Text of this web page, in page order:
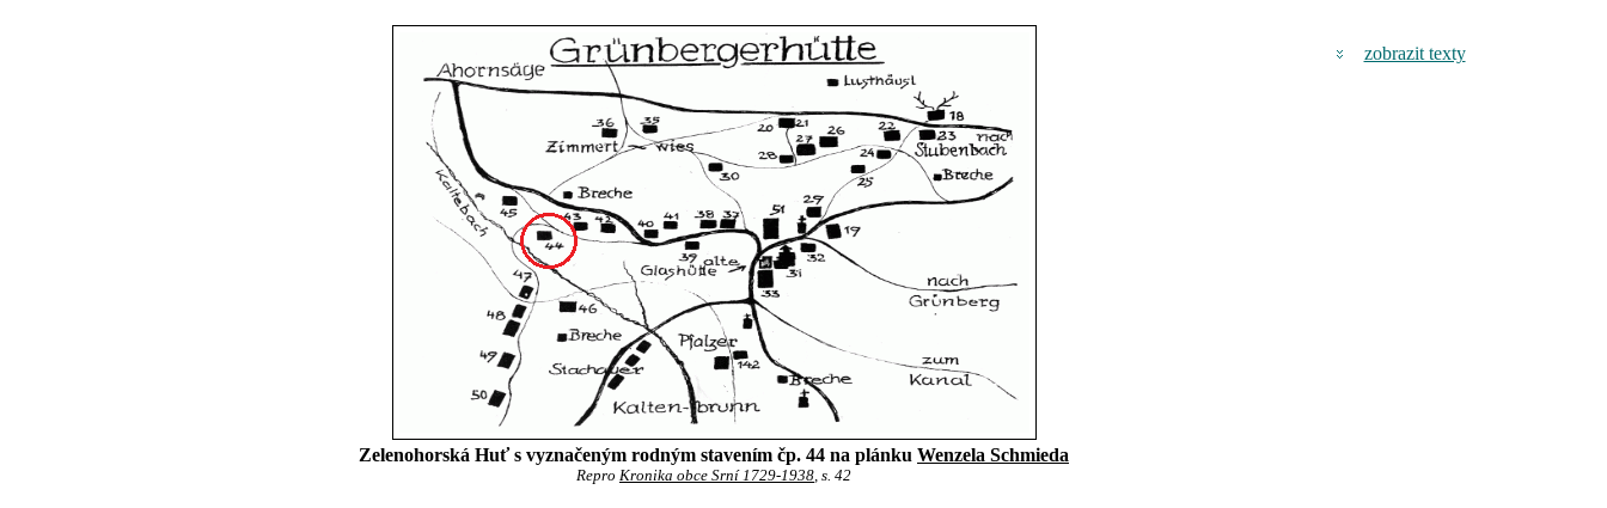
Zelenohorská Huť s vyznačeným rodným stavením čp. 44 na plánku Wenzela Schmieda
Repro Kronika obce Srní 1729-1938, s. 42
zobrazit texty